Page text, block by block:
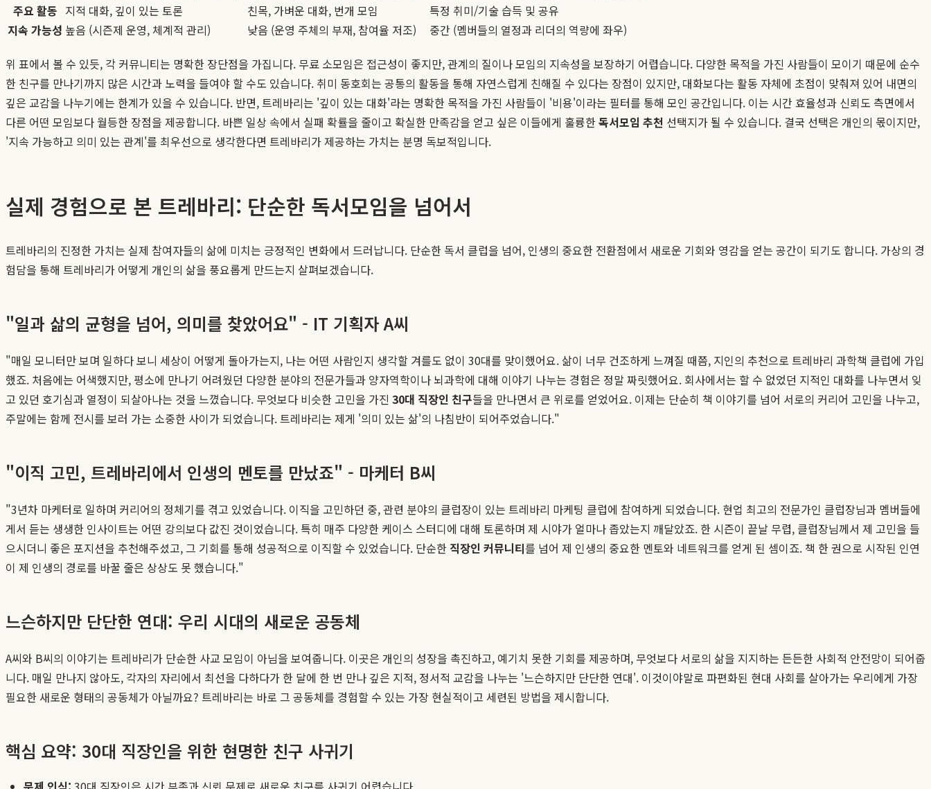
주요 활동 지적 대화, 깊이 있는 토론 친목, 가벼운 대화, 번개 모임
특정 취미/기술 습득 및 공유
지속 가능성 높음 (시즌제 운영, 체계적 관리) 낮음 (운영 주체의 부재, 참여율 저조) 중간 (멤버들의 열정과 리더의 역량에 좌우)
위 표에서 볼 수 있듯, 각 커뮤니티는 명확한 장단점을 가집니다. 무료 소모임은 접근성이 좋지만, 관계의 질이나 모임의 지속성을 보장하기 어렵습니다. 다양한 목적을 가진 사람들이 모이기 때문에 순수
한 친구를 만나기까지 많은 시간과 노력을 들여야 할 수도 있습니다. 취미 동호회는 공통의 활동을 통해 자연스럽게 친해질 수 있다는 장점이 있지만, 대화보다는 활동 자체에 초점이 맞춰져 있어 내면의
깊은 교감을 나누기에는 한계가 있을 수 있습니다. 반면, 트레바리는 '깊이 있는 대화'라는 명확한 목적을 가진 사람들이 '비용'이라는 필터를 통해 모인 공간입니다. 이는 시간 효율성과 신뢰도 측면에서
다른 어떤 모임보다 월등한 장점을 제공합니다. 바쁜 일상 속에서 실패 확률을 줄이고 확실한 만족감을 얻고 싶은 이들에게 훌륭한독서모임 추천 선택지가 될 수 있습니다. 결국 선택은 개인의 몫이지만,
'지속 가능하고 의미 있는 관계'를 최우선으로 생각한다면 트레바리가 제공하는 가치는 분명 독보적입니다.
실제 경험으로 본 트레바리: 단순한 독서모임을 넘어서
트레바리의 진정한 가치는 실제 참여자들의 삶에 미치는 긍정적인 변화에서 드러납니다. 단순한 독서 클럽을 넘어, 인생의 중요한 전환점에서 새로운 기회와 영감을 얻는 공간이 되기도 합니다. 가상의 경
험담을 통해 트레바리가 어떻게 개인의 삶을 풍요롭게 만드는지 살펴보겠습니다.
"일과 삶의 균형을 넘어, 의미를 찾았어요" - IT 기획자 A씨
"매일 모니터만 보며 일하다 보니 세상이 어떻게 돌아가는지, 나는 어떤 사람인지 생각할 겨를도 없이 30대를 맞이했어요. 삶이 너무 건조하게 느껴질 때쯤, 지인의 추천으로 트레바리 과학책 클럽에 가입
했죠. 처음에는 어색했지만, 평소에 만나기 어려웠던 다양한 분야의 전문가들과 양자역학이나 뇌과학에 대해 이야기 나누는 경험은 정말 짜릿했어요. 회사에서는 할 수 없었던 지적인 대화를 나누면서 잊
고 있던 호기심과 열정이 되살아나는 것을 느꼈습니다. 무엇보다 비슷한 고민을 가진 30대 직장인 친구들을 만나면서 큰 위로를 얻었어요. 이제는 단순히 책 이야기를 넘어 서로의 커리어 고민을 나누고,
주말에는 함께 전시를 보러 가는 소중한 사이가 되었습니다. 트레바리는 제게 '의미 있는 삶'의 나침반이 되어주었습니다."
"이직 고민, 트레바리에서 인생의 멘토를 만났죠" - 마케터 B씨
"3년차 마케터로 일하며 커리어의 정체기를 겪고 있었습니다. 이직을 고민하던 중, 관련 분야의 클럽장이 있는 트레바리 마케팅 클럽에 참여하게 되었습니다. 현업 최고의 전문가인 클럽장님과 멤버들에
게서 듣는 생생한 인사이트는 어떤 강의보다 값진 것이었습니다. 특히 매주 다양한 케이스 스터디에 대해 토론하며 제 시야가 얼마나 좁았는지 깨달았죠. 한 시즌이 끝날 무렵, 클럽장님께서 제 고민을 들
으시더니 좋은 포지션을 추천해주셨고, 그 기회를 통해 성공적으로 이직할 수 있었습니다. 단순한 직장인 커뮤니티를 넘어 제 인생의 중요한 멘토와 네트워크를 얻게 된 셈이죠. 책 한 권으로 시작된 인연
이 제 인생의 경로를 바꿀 줄은 상상도 못 했습니다."
느슨하지만 단단한 연대: 우리 시대의 새로운 공동체
A씨와 B씨의 이야기는 트레바리가 단순한 사교 모임이 아님을 보여줍니다. 이곳은 개인의 성장을 촉진하고, 예기치 못한 기회를 제공하며, 무엇보다 서로의 삶을 지지하는 든든한 사회적 안전망이 되어줍
니다. 매일 만나지 않아도, 각자의 자리에서 최선을 다하다가 한 달에 한 번 만나 깊은 지적, 정서적 교감을 나누는 '느슨하지만 단단한 연대'. 이것이야말로 파편화된 현대 사회를 살아가는 우리에게 가장
필요한 새로운 형태의 공동체가 아닐까요? 트레바리는 바로 그 공동체를 경험할 수 있는 가장 현실적이고 세련된 방법을 제시합니다.
핵심 요약: 30대 직장인을 위한 현명한 친구 사귀기